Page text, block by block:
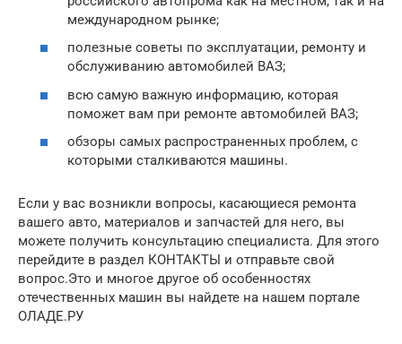
международном рынке;
полезные советы по эксплуатации, ремонту и
обслуживанию автомобилей ВАЗ;
всю самую важную информацию, которая
поможет вам при ремонте автомобилей ВАЗ;
обзоры самых распространенных проблем, с
которыми сталкиваются машины.
Если у вас возникли вопросы, касающиеся ремонта
вашего авто, материалов и запчастей для него, вы
можете получить консультацию специалиста. Для этого
перейдите в раздел КОНТАКТЫ и отправьте свой
вопрос.Это и многое другое об особенностях
отечественных машин вы найдете на нашем портале
ОЛАДЕ.РУ